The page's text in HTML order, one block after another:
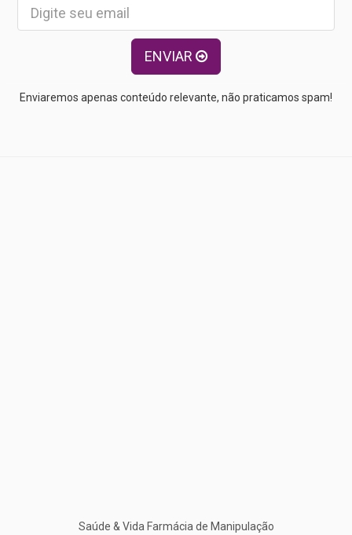
ENVIAR
Enviaremos apenas conteúdo relevante, não praticamos spam!
Saúde & Vida Farmácia de Manipulação